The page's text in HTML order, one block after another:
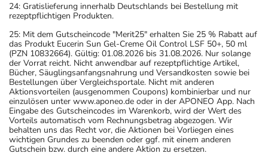
24: Gratislieferung innerhalb Deutschlands bei Bestellung mit
rezeptpflichtigen Produkten.
25: Mit dem Gutscheincode "Merit25" erhalten Sie 25 % Rabatt auf
das Produkt Eucerin Sun Gel-Creme Oil Control LSF 50+, 50 ml
(PZN 10832664). Gültig: 01.08.2026 bis 31.08.2026. Nur solange
der Vorrat reicht. Nicht anwendbar auf rezeptpflichtige Artikel,
Bücher, Säuglingsanfangsnahrung und Versandkosten sowie bei
Bestellungen über Vergleichsportale. Nicht mit anderen
Aktionsvorteilen (ausgenommen Coupons) kombinierbar und nur
einzulösen unter www.aponeo.de oder in der APONEO App. Nach
Eingabe des Gutscheincodes im Warenkorb, wird der Wert des
Vorteils automatisch vom Rechnungsbetrag abgezogen. Wir
behalten uns das Recht vor, die Aktionen bei Vorliegen eines
wichtigen Grundes zu beenden oder ggf. mit einem anderen
Gutschein bzw. durch eine andere Aktion zu ersetzen.